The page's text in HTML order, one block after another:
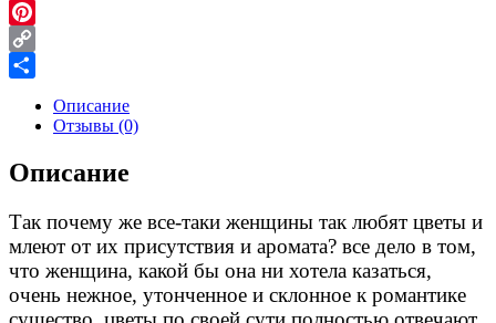
Telegram
Pinterest
Copy
Описание
Отзывы (0)
Описание
Так почему же все-таки женщины так любят цветы и
млеют от их присутствия и аромата? все дело в том,
что женщина, какой бы она ни хотела казаться,
очень нежное, утонченное и склонное к романтике